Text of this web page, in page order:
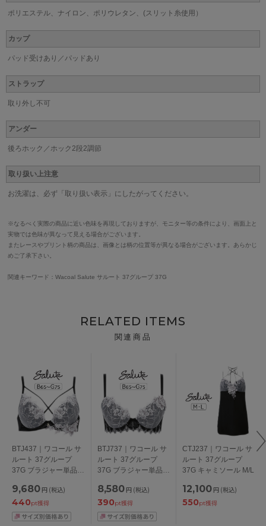
ポリエステル、ナイロン、ポリウレタン、(スリット糸使用）
カップ
パッド受けあり／パッドあり
ストラップ
取り外し不可
アンダー
後ろホック／ホック2段2調節
取り扱い上注意
お洗濯は、必ず「取り扱い表示」にしたがってください。
※なるべく実際の商品に近い色味を再現しておりますが、モニター等の条件により、画面上と
実物では色味が異なって見える場合がございます。
またレースやプリント柄の商品は、画像とは柄の位置等が異なる場合がございます。あらかじ
めご了承下さい。
関連キーワード：Wacoal Salute サルート 37グループ 37G
RELATED ITEMS
関連商品
BTJ437｜ワコール サ
ルート 37グループ
37G ブラジャー単品
アンダー 65/70/75cm
9,680 円 (税込)
440pt獲得
BTJ737｜ワコール サ
ルート 37グループ
37G ブラジャー単品
プ アンダー
65/70/75cm
8,580 円 (税込)
390pt獲得
CTJ237｜ワコール サ
ルート 37グループ
37G キャミソール M/L
12,100 円 (税込)
550pt獲得